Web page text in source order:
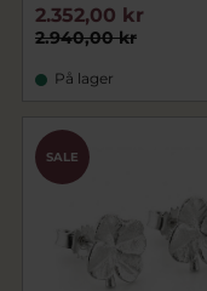
2.940,00 kr
2.352,00 kr
På lager
SALE